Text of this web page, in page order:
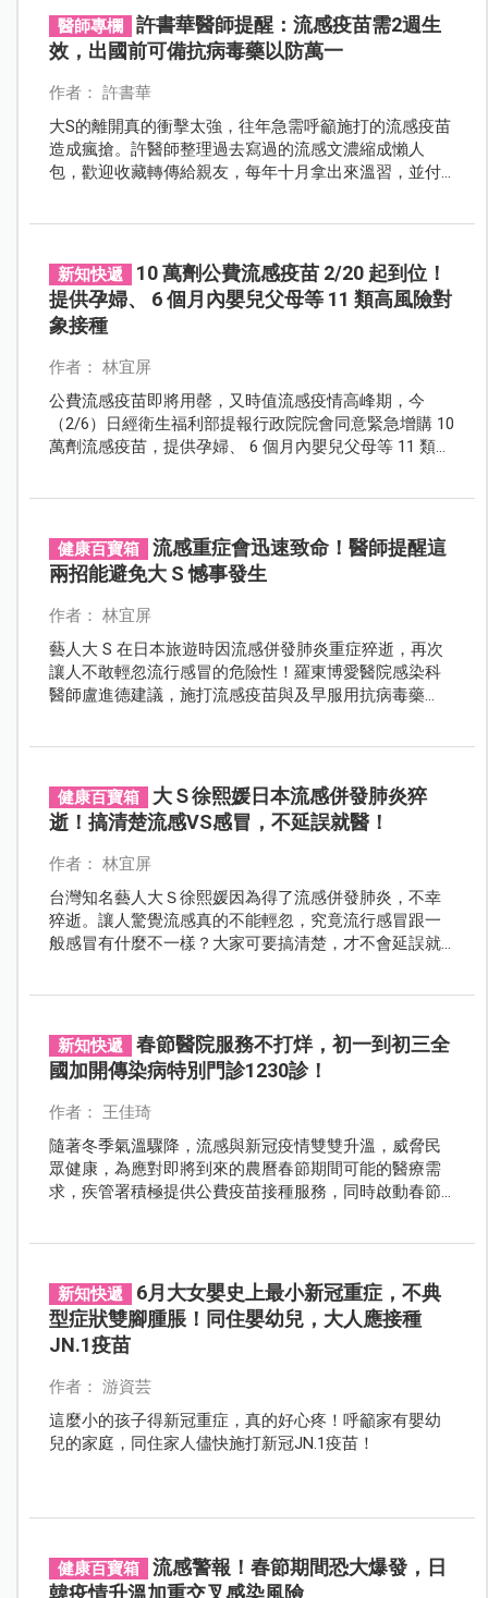
醫師專欄
許書華醫師提醒：流感疫苗需2週生
效，出國前可備抗病毒藥以防萬一
作者： 許書華
大S的離開真的衝擊太強，往年急需呼籲施打的流感疫苗
造成瘋搶。許醫師整理過去寫過的流感文濃縮成懶人
包，歡迎收藏轉傳給親友，每年十月拿出來溫習，並付
新知快遞
10 萬劑公費流感疫苗 2/20 起到位！
提供孕婦、 6 個月內嬰兒父母等 11 類高風險對
象接種
作者： 林宜屏
公費流感疫苗即將用罄，又時值流感疫情高峰期，今
（2/6）日經衛生福利部提報行政院院會同意緊急增購 10
萬劑流感疫苗，提供孕婦、 6 個月內嬰兒父母等 11 類高
健康百寶箱
流感重症會迅速致命！醫師提醒這
兩招能避免大 S 憾事發生
作者： 林宜屏
藝人大 S 在日本旅遊時因流感併發肺炎重症猝逝，再次
讓人不敢輕忽流行感冒的危險性！羅東博愛醫院感染科
醫師盧進德建議，施打流感疫苗與及早服用抗病毒藥
健康百寶箱
大Ｓ徐熙媛日本流感併發肺炎猝
逝！搞清楚流感VS感冒，不延誤就醫！
作者： 林宜屏
台灣知名藝人大Ｓ徐熙媛因為得了流感併發肺炎，不幸
猝逝。讓人驚覺流感真的不能輕忽，究竟流行感冒跟一
般感冒有什麼不一樣？大家可要搞清楚，才不會延誤就
新知快遞
春節醫院服務不打烊，初一到初三全
國加開傳染病特別門診1230診！
作者： 王佳琦
隨著冬季氣溫驟降，流感與新冠疫情雙雙升溫，威脅民
眾健康，為應對即將到來的農曆春節期間可能的醫療需
求，疾管署積極提供公費疫苗接種服務，同時啟動春節
新知快遞
6月大女嬰史上最小新冠重症，不典
型症狀雙腳腫脹！同住嬰幼兒，大人應接種
JN.1疫苗
作者： 游資芸
這麼小的孩子得新冠重症，真的好心疼！呼籲家有嬰幼
兒的家庭，同住家人儘快施打新冠JN.1疫苗！
健康百寶箱
流感警報！春節期間恐大爆發，日
韓疫情升溫加重交叉感染風險